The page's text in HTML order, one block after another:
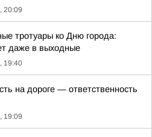
20:09
тротуары ко Дню города:
даже в выходные
19:40
на дороге — ответственность
19:09